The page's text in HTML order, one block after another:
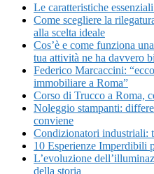
Le caratteristiche
Come scegliere la
alla scelta ideale
Cos’è e come funziona
tua attività ne ha davvero
Federico Marcaccini:
immobiliare a Roma”
Corso di Trucco a Roma,
Noleggio stampanti:
conviene
Condizionatori industriali:
10 Esperienze Imperdibili
L’evoluzione
della storia